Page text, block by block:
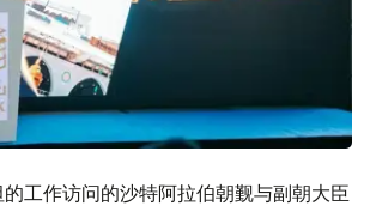
工作访问的沙特阿拉伯朝觐与副朝大臣